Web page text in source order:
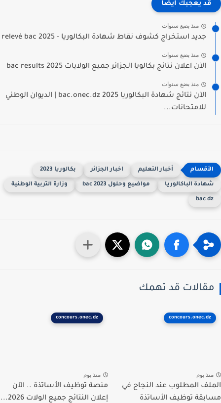
قد يعجبك ايضا
منذ بضع سنوات
جديد استخراج كشوف نقاط شهادة البكالوريا - relevé bac 2025
منذ بضع سنوات
الآن اعلان نتائج بكالويا الجزائر جميع الولايات 2025 bac results
منذ بضع سنوات
الآن نتائج شهادة البكالوريا 2025 bac.onec.dz | الديوان الوطني
للامتحانات...
أخبار التعليم اخبار الجزائر بكالوريا 2023
الباكالوريا مواضيع وحلول 2023 bac وزارة التربية الوطنية
bac
قد تهمك
concours.onec.dz
يوم
المطلوب عند النجاح في
توظيف الأساتذة
concours.onec.dz
منذ يوم
منصة توظيف الأساتذة .. الآن
إعلان النتائج جميع الولات 2026...